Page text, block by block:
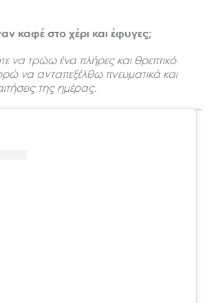
καφέ στο χέρι και έφυγες;
να τρώω ένα πλήρες και θρεπτικό
να ανταπεξέλθω πνευματικά και
της ημέρας.